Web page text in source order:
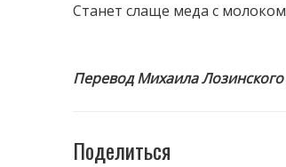
Станет слаще меда с молоком
Перевод Михаила Лозинского
Поделиться